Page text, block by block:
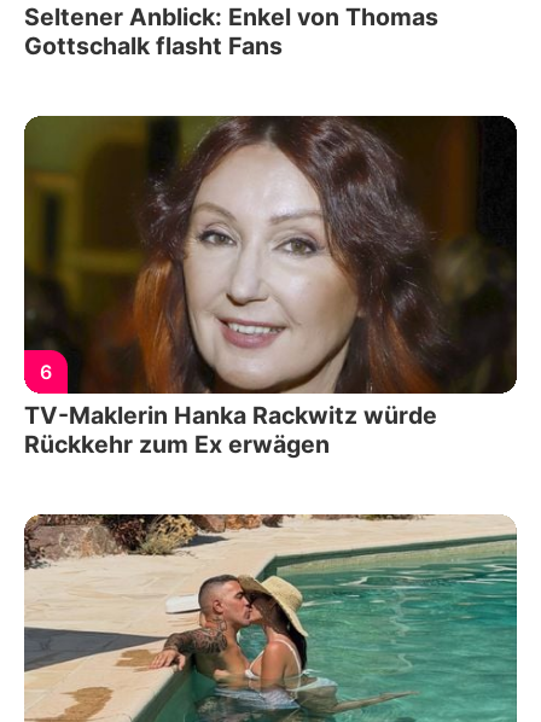
Seltener Anblick: Enkel von Thomas
Gottschalk flasht Fans
6
TV-Maklerin Hanka Rackwitz würde
Rückkehr zum Ex erwägen